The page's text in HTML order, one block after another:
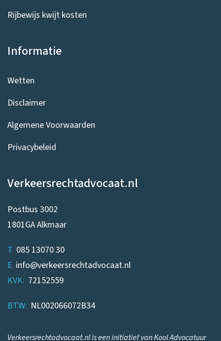
Rijbewijs kwijt kosten
Informatie
Wetten
Disclaimer
Algemene Voorwaarden
Privacybeleid
Verkeersrechtadvocaat.nl
Postbus 3002
1801GA Alkmaar
T 085 13070 30
E info@verkeersrechtadvocaat.nl
KVK: 72152559
BTW: NL002066072B34
Verkeersrechtadvocaat.nl is een initiatief van Kool Advocatuur